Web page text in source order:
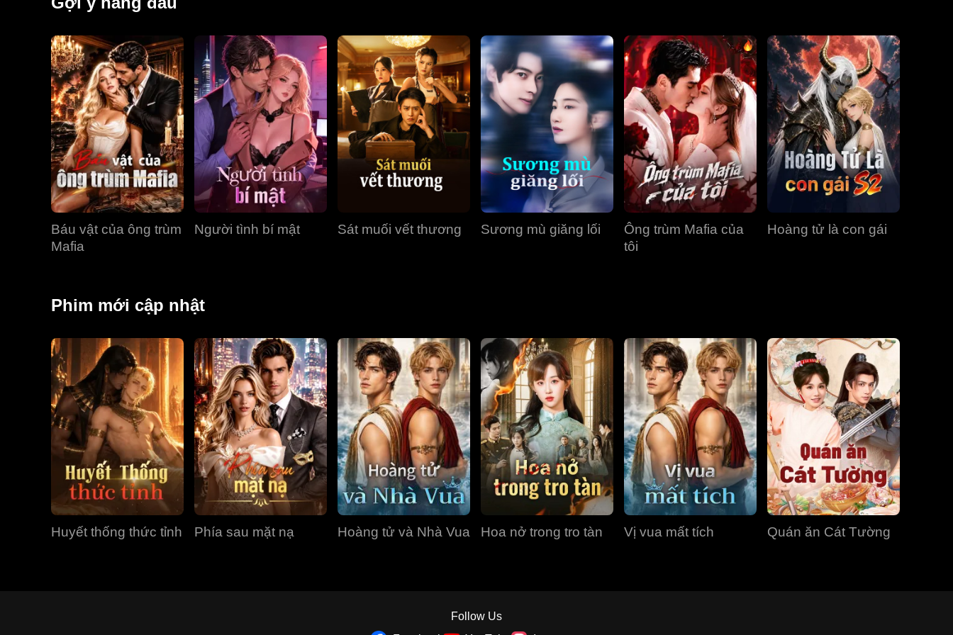
Tập 34 Tập 35 Tập 36
Tập 38 Tập 39
Tập 40
Báu vật của ông trùm
Mafia
Người tình bí mật Sát muối vết thương Sương mù giăng lối
Ông trùm Mafia của
tôi
Hoàng tử là con gái
Phim mới cập nhật
Huyết thống thức tỉnh Phía sau mặt nạ Hoàng tử và Nhà Vua Hoa nở trong tro tàn Vị vua mất tích Quán ăn Cát Tường
Follow Us